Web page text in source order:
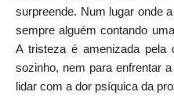
surpreende. Num lugar onde
sempre alguém contando
A tristeza é amenizada pela
sozinho, nem para enfrentar
lidar com a dor psíquica da